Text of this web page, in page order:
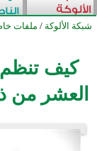
شبكة الألوكة / ملفات
كيف تنظم
العشر من